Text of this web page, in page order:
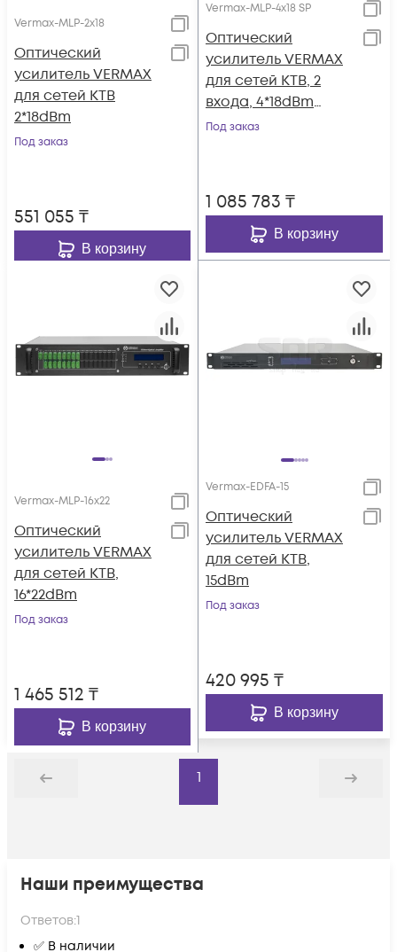
Vermax-MLP-2x18
Оптический
усилитель VERMAX
для сетей КТВ
2*18dBm
Под заказ
551 055 ₸
В корзину
Vermax-MLP-4x18 SP
Оптический
усилитель VERMAX
для сетей КТВ, 2
входа, 4*18dBm
выхода, WDM
Под заказ
1 085 783 ₸
В корзину
Vermax-MLP-16x22
Оптический
усилитель VERMAX
для сетей КТВ,
16*22dBm
Под заказ
1 465 512 ₸
В корзину
Vermax-EDFA-15
Оптический
усилитель VERMAX
для сетей КТВ,
15dBm
Под заказ
420 995 ₸
В корзину
Назад
1
Дальше
Наши преимущества
Ответов:1
✅ В наличии